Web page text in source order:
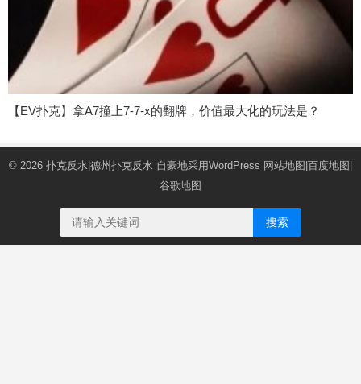
【EV扑克】拿A7撞上7-7-x的翻牌，价值最大化的玩法是？
© 2026 扑克反水|德州扑克反水 自豪地采用WordPress 网站地图 百度地图
谷歌地图
搜索